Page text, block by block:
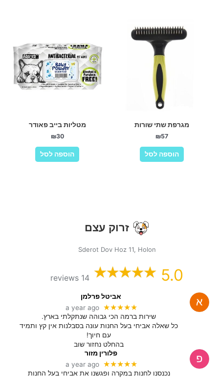
מגרפת שתי שורות
₪57
הוספה לסל
מטליות בייב פאודר
₪30
הוספה לסל
זרוק עצם
Sderot Dov Hoz 11, Holon
5.0
14 reviews
אביטל פרלמן
★★★★★
a year ago
שירות ברמה הכי גבוהה שנתקלתי בארץ.
כל שאלה אביחי בעל החנות עונה בסבלנות אין קץ ותמיד
עם חיוך!
בהחלט נחזור שוב
פלורין מזור
★★★★★
a year ago
נכנסנו לחנות במקרה ופגשנו את אביחי בעל החנות